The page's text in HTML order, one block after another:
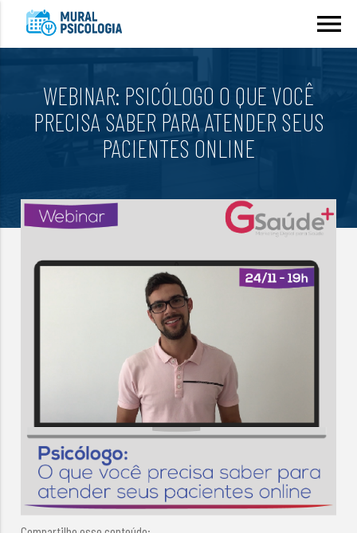
menu
WEBINAR: PSICÓLOGO O QUE VOCÊ
PRECISA SABER PARA ATENDER SEUS
PACIENTES ONLINE